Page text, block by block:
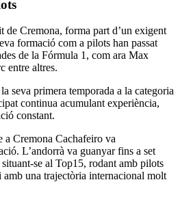
de Cremona, forma part d’un exigent
formació com a pilots han passat
de la Fórmula 1, com ara Max
entre altres.
seva primera temporada a la categoria
continua acumulant experiència,
constant.
a Cremona Cachafeiro va
L’andorrà va guanyar fins a set
se al Top15, rodant amb pilots
amb una trajectòria internacional molt